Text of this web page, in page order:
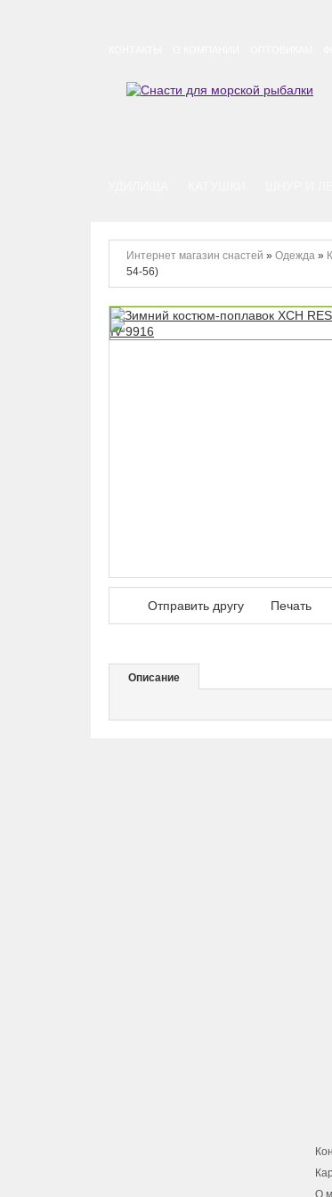
Интернет магазин снастей » Одежда »
54-56)
Отправить другу Печать
Описание
О